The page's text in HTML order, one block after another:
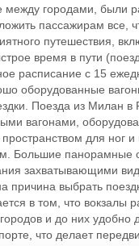
между городами, были
пассажирам все,
путешествия,
время в пути
расписание с 15
оборудованные
Поезда из Милан в
вагонами,
для ног и
Большие панорамные
захватывающими
причина выбрать
в том, что вокзалы
и до них удобно
что делает